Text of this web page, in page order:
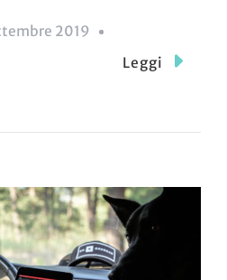
2019
Leggi